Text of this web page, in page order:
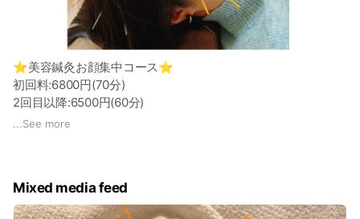
⭐︎美容鍼灸お顔集中コース⭐︎
初回料:6800円(70分)
2回目以降:6500円(60分)
...See more
Mixed media feed